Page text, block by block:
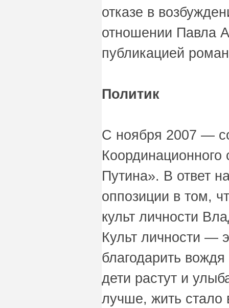
отказе в
отношении Павла
публикацией
Политик
С ноября 2007 —
Путина». В ответ
оппозиции в том,
культ личности
Культ личности —
благодарить вождя
дети растут и
лучше, жить стало